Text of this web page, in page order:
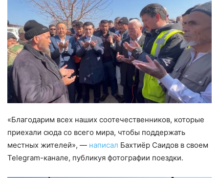
«Благодарим всех наших соотечественников, которые
приехали сюда со всего мира, чтобы поддержать
местных жителей», — написал Бахтиёр Саидов в своем
Telegram-канале, публикуя фотографии поездки.